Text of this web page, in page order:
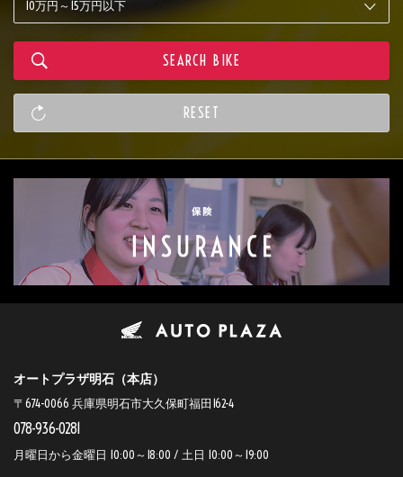
オートプラザ明石（本店）
〒674-0066 兵庫県明石市大久保町福田162-4
078-936-0281
月曜日から金曜日 10:00～18:00 / 土日 10:00～19:00